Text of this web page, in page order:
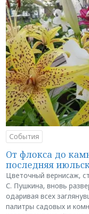
События
От флокса до
последняя
Цветочный вернисаж,
С. Пушкина, вновь
одаривая всех
палитры садовых и